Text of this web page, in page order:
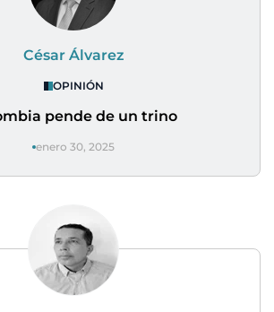
César Álvarez
OPINIÓN
pende de un trino
enero 30, 2025